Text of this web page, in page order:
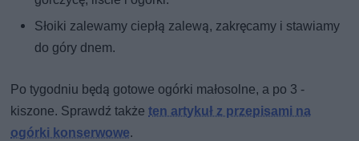
Słoiki zalewamy ciepłą zalewą, zakręcamy i stawiamy
do góry dnem.
Po tygodniu będą gotowe ogórki małosolne, a po 3 -
kiszone. Sprawdź takżeten artykuł z przepisami na
ogórki konserwowe.